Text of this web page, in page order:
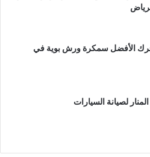
الأفضل سمكرة ورش بوية في
لصيانة السيارات